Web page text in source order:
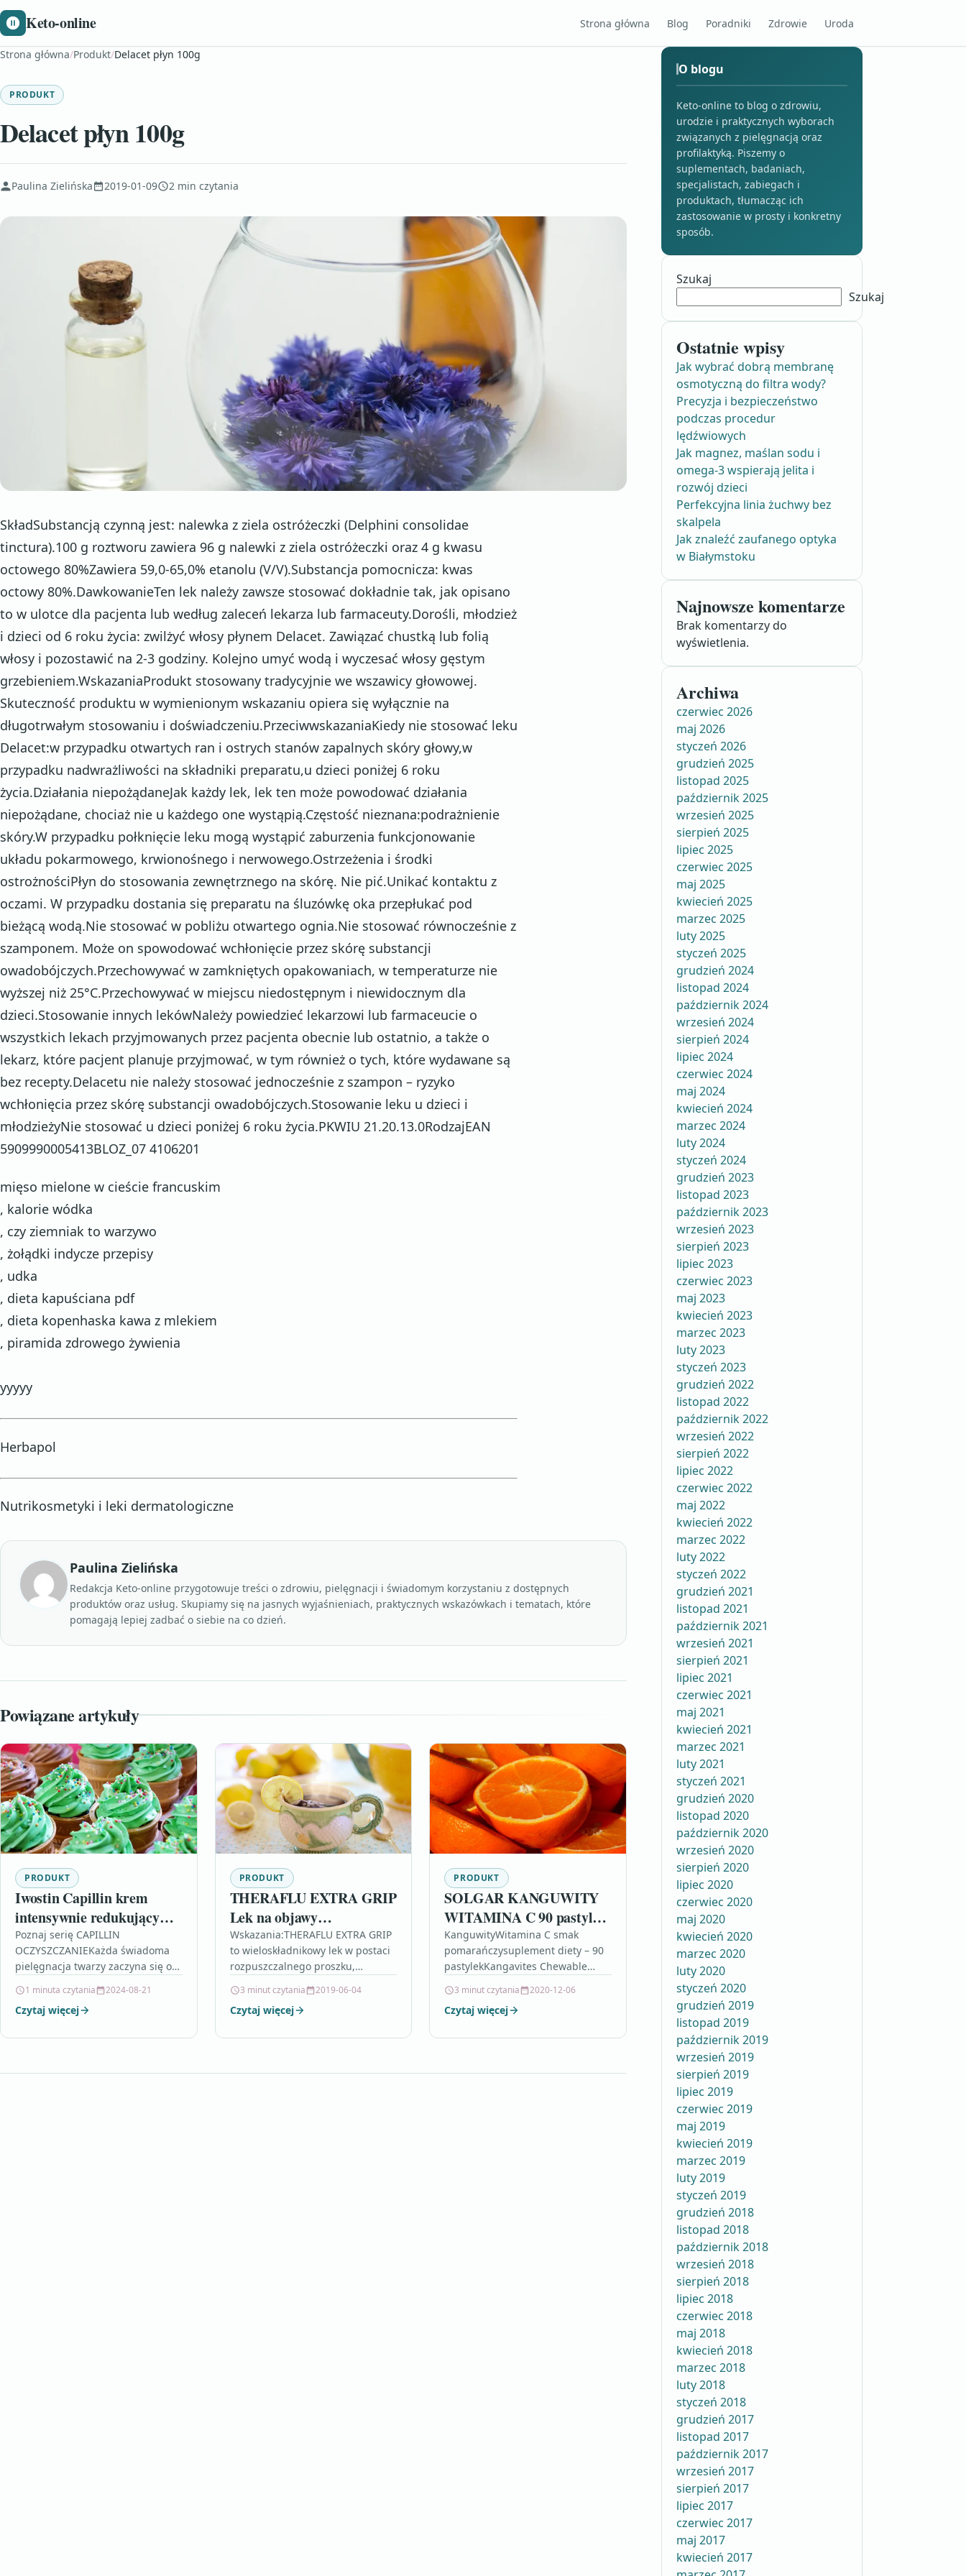
Keto-online Strona główna Blog Poradniki Zdrowie Uroda
Strona główna/Produkt/Delacet płyn 100g
PRODUKT
Delacet płyn 100g
Paulina Zielińska 2019-01-09 2 min czytania
SkładSubstancją czynną jest: nalewka z ziela ostróżeczki (Delphini consolidae
tinctura).100 g roztworu zawiera 96 g nalewki z ziela ostróżeczki oraz 4 g kwasu
octowego 80%Zawiera 59,0-65,0% etanolu (V/V).Substancja pomocnicza: kwas
octowy 80%.DawkowanieTen lek należy zawsze stosować dokładnie tak, jak opisano
to w ulotce dla pacjenta lub według zaleceń lekarza lub farmaceuty.Dorośli, młodzież
i dzieci od 6 roku życia: zwilżyć włosy płynem Delacet. Zawiązać chustką lub folią
włosy i pozostawić na 2-3 godziny. Kolejno umyć wodą i wyczesać włosy gęstym
grzebieniem.WskazaniaProdukt stosowany tradycyjnie we wszawicy głowowej.
Skuteczność produktu w wymienionym wskazaniu opiera się wyłącznie na
długotrwałym stosowaniu i doświadczeniu.PrzeciwwskazaniaKiedy nie stosować leku
Delacet:w przypadku otwartych ran i ostrych stanów zapalnych skóry głowy,w
przypadku nadwrażliwości na składniki preparatu,u dzieci poniżej 6 roku
życia.Działania niepożądaneJak każdy lek, lek ten może powodować działania
niepożądane, chociaż nie u każdego one wystąpią.Częstość nieznana:podrażnienie
skóry.W przypadku połknięcie leku mogą wystąpić zaburzenia funkcjonowanie
układu pokarmowego, krwionośnego i nerwowego.Ostrzeżenia i środki
ostrożnościPłyn do stosowania zewnętrznego na skórę. Nie pić.Unikać kontaktu z
oczami. W przypadku dostania się preparatu na śluzówkę oka przepłukać pod
bieżącą wodą.Nie stosować w pobliżu otwartego ognia.Nie stosować równocześnie z
szamponem. Może on spowodować wchłonięcie przez skórę substancji
owadobójczych.Przechowywać w zamkniętych opakowaniach, w temperaturze nie
wyższej niż 25°C.Przechowywać w miejscu niedostępnym i niewidocznym dla
dzieci.Stosowanie innych lekówNależy powiedzieć lekarzowi lub farmaceucie o
wszystkich lekach przyjmowanych przez pacjenta obecnie lub ostatnio, a także o
lekarz, które pacjent planuje przyjmować, w tym również o tych, które wydawane są
bez recepty.Delacetu nie należy stosować jednocześnie z szampon – ryzyko
wchłonięcia przez skórę substancji owadobójczych.Stosowanie leku u dzieci i
młodzieżyNie stosować u dzieci poniżej 6 roku życia.PKWIU 21.20.13.0RodzajEAN
5909990005413BLOZ_07 4106201
mięso mielone w cieście francuskim
, kalorie wódka
, czy ziemniak to warzywo
, żołądki indycze przepisy
, udka
, dieta kapuściana pdf
, dieta kopenhaska kawa z mlekiem
, piramida zdrowego żywienia
yyyyy
Herbapol
Nutrikosmetyki i leki dermatologiczne
Paulina Zielińska
Redakcja Keto-online przygotowuje treści o zdrowiu, pielęgnacji i świadomym korzystaniu z dostępnych
produktów oraz usług. Skupiamy się na jasnych wyjaśnieniach, praktycznych wskazówkach i tematach, które
pomagają lepiej zadbać o siebie na co dzień.
Powiązane artykuły
PRODUKT
Iwostin Capillin krem
intensywnie redukujący
zaczerwienienia SPF20
40ml
Poznaj serię CAPILLIN
OCZYSZCZANIEKażda świadoma
pielęgnacja twarzy zaczyna się od
rano i wieczorem. To
najskuteczniejszy sposób na
1 minuta czytania 2024-08-21
Czytaj więcej
PRODUKT
THERAFLU EXTRA GRIP
Lek na objawy
przeziębienia i grypy 2 x 14
sasz.
Wskazania:THERAFLU EXTRA GRIP
to wieloskładnikowy lek w postaci
rozpuszczalnego proszku,
grypy i przeziębienia, takich jak
gorączka, ból głowy, ból mięśni…
3 minut czytania 2019-06-04
Czytaj więcej
PRODUKT
SOLGAR KANGUWITY
WITAMINA C 90 pastylek
do ssania
KanguwityWitamina C smak
pomarańczysuplement diety – 90
pastylekKangavites Chewable
suplement diety zawierający
witamine C w postaci pastylek do
3 minut czytania 2020-12-06
Czytaj więcej
O blogu
Keto-online to blog o zdrowiu,
urodzie i praktycznych wyborach
związanych z pielęgnacją oraz
profilaktyką. Piszemy o
suplementach, badaniach,
specjalistach, zabiegach i
produktach, tłumacząc ich
zastosowanie w prosty i konkretny
sposób.
Szukaj
Szukaj
Ostatnie wpisy
Jak wybrać dobrą membranę
osmotyczną do filtra wody?
Precyzja i bezpieczeństwo
podczas procedur
lędźwiowych
Jak magnez, maślan sodu i
omega-3 wspierają jelita i
rozwój dzieci
Perfekcyjna linia żuchwy bez
skalpela
Jak znaleźć zaufanego optyka
w Białymstoku
Najnowsze komentarze
Brak komentarzy do
wyświetlenia.
Archiwa
czerwiec 2026
maj 2026
styczeń 2026
grudzień 2025
listopad 2025
październik 2025
wrzesień 2025
sierpień 2025
lipiec 2025
czerwiec 2025
maj 2025
kwiecień 2025
marzec 2025
luty 2025
styczeń 2025
grudzień 2024
listopad 2024
październik 2024
wrzesień 2024
sierpień 2024
lipiec 2024
czerwiec 2024
maj 2024
kwiecień 2024
marzec 2024
luty 2024
styczeń 2024
grudzień 2023
listopad 2023
październik 2023
wrzesień 2023
sierpień 2023
lipiec 2023
czerwiec 2023
maj 2023
kwiecień 2023
marzec 2023
luty 2023
styczeń 2023
grudzień 2022
listopad 2022
październik 2022
wrzesień 2022
sierpień 2022
lipiec 2022
czerwiec 2022
maj 2022
kwiecień 2022
marzec 2022
luty 2022
styczeń 2022
grudzień 2021
listopad 2021
październik 2021
wrzesień 2021
sierpień 2021
lipiec 2021
czerwiec 2021
maj 2021
kwiecień 2021
marzec 2021
luty 2021
styczeń 2021
grudzień 2020
listopad 2020
październik 2020
wrzesień 2020
sierpień 2020
lipiec 2020
czerwiec 2020
maj 2020
kwiecień 2020
marzec 2020
luty 2020
styczeń 2020
grudzień 2019
listopad 2019
październik 2019
wrzesień 2019
sierpień 2019
lipiec 2019
czerwiec 2019
maj 2019
kwiecień 2019
marzec 2019
luty 2019
styczeń 2019
grudzień 2018
listopad 2018
październik 2018
wrzesień 2018
sierpień 2018
lipiec 2018
czerwiec 2018
maj 2018
kwiecień 2018
marzec 2018
luty 2018
styczeń 2018
grudzień 2017
listopad 2017
październik 2017
wrzesień 2017
sierpień 2017
lipiec 2017
czerwiec 2017
maj 2017
kwiecień 2017